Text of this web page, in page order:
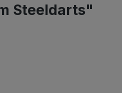
Steeldarts"